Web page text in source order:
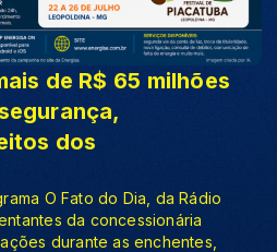
de R$ 65 milhões
dos
O Fato do Dia, da Rádio
da concessionária
durante as enchentes,